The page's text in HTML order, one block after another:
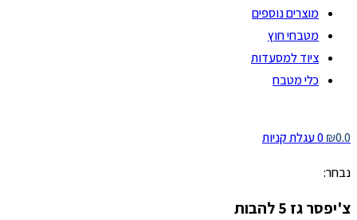
מוצרים נוספים
מטבחי חוץ
ציוד למסעדות
כלי מטבח
₪0.0
0 עגלת קניות
נבחר:
צ'יפסר גז 5 להבות